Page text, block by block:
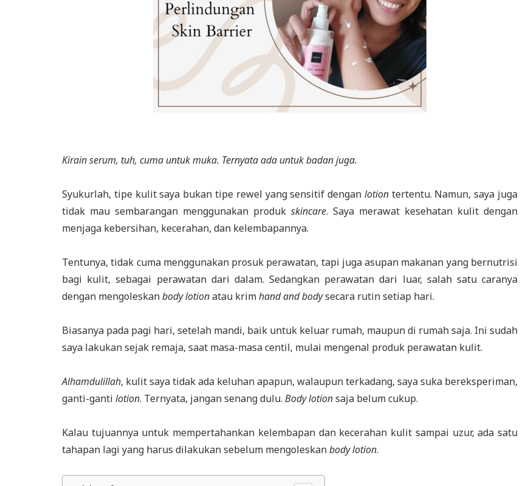
Kirain serum, tuh, cuma untuk muka. Ternyata ada untuk badan juga.
Syukurlah, tipe kulit saya bukan tipe rewel yang sensitif dengan lotiontertentu. Namun, saya juga
tidak mau sembarangan menggunakan produk skincare. Saya merawat kesehatan kulit dengan
menjaga kebersihan, kecerahan, dan kelembapannya.
Tentunya, tidak cuma menggunakan prosuk perawatan, tapi juga asupan makanan yang bernutrisi
bagi kulit, sebagai perawatan dari dalam. Sedangkan perawatan dari luar, salah satu caranya
dengan mengoleskanbody lotionatau krimhand and bodysecara rutin setiap hari.
Biasanya pada pagi hari, setelah mandi, baik untuk keluar rumah, maupun di rumah saja. Ini sudah
saya lakukan sejak remaja, saat masa-masa centil, mulai mengenal produk perawatan kulit.
Alhamdulillah, kulit saya tidak ada keluhan apapun, walaupun terkadang, saya suka bereksperiman,
ganti-ganti lotion. Ternyata, jangan senang dulu. Body lotionsaja belum cukup.
Kalau tujuannya untuk mempertahankan kelembapan dan kecerahan kulit sampai uzur, ada satu
tahapan lagi yang harus dilakukan sebelum mengoleskanbody lotion.